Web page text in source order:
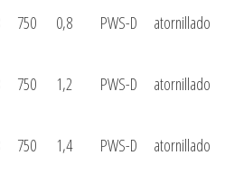
750 0,8 PWS-D atornillado
750 1,2 PWS-D atornillado
750 1,4 PWS-D atornillado